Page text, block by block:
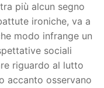
più alcun segno
ironiche, va a
modo infrange un
sociali
riguardo al lutto
accanto osservano